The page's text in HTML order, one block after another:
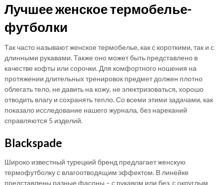
Лучшее женское термобелье-
футболки
Так часто называют женское термобелье, как с короткими, так и с
длинными рукавами. Также оно может быть представлено в
качестве кофты или сорочки. Для комфортного ношения на
протяжении длительных тренировок предмет должен плотно
облегать тело, не давить на кожу, не электризоваться, хорошо
отводить влагу и сохранять тепло. Со всеми этими задачами, как
показало исследование нашего журнала, без нареканий
справляются 5 изделий.
Blackspade
Широко известный турецкий бренд предлагает женскую
термофутболку с влагоотводящим эффектом. В линейке
представлены разные фасоны – с рукавом или без, с округлым